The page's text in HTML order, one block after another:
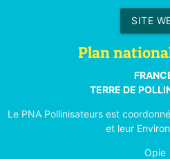
SITE
Plan
TERRE DE
Le PNA Pollinisateurs est
et leur
Opie